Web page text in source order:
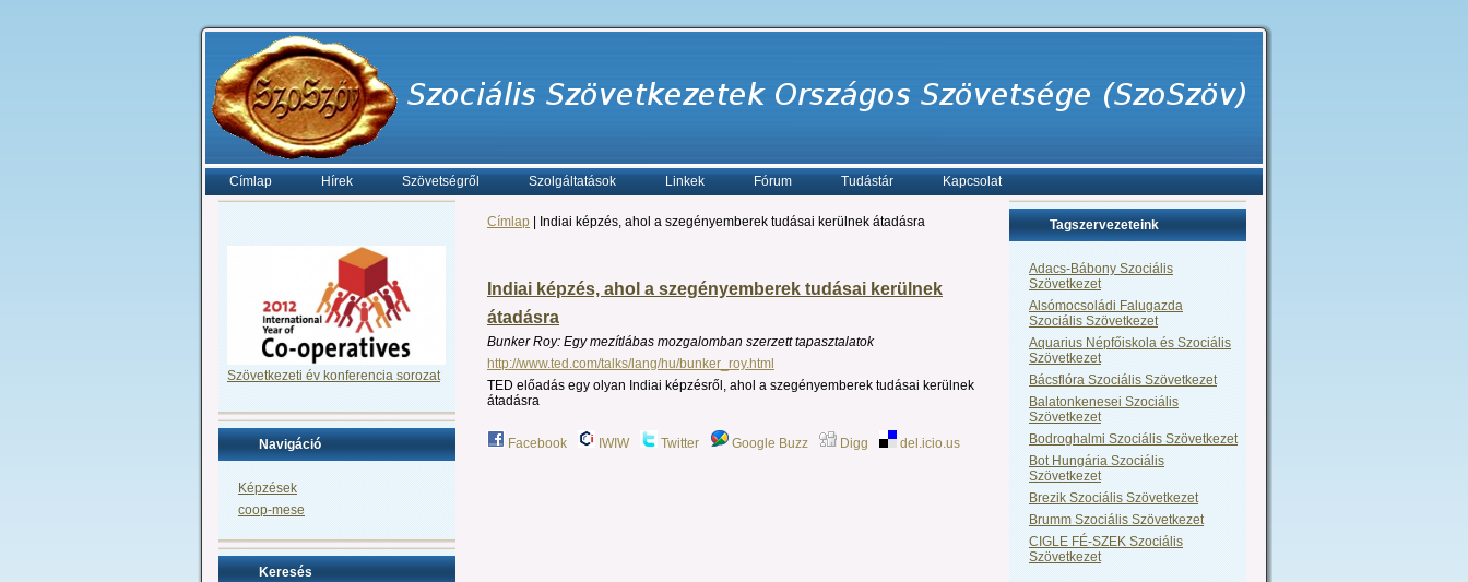
Címlap Hírek Szövetségről Szolgáltatások Linkek Fórum Tudástár Kapcsolat
Szövetkezeti év konferencia sorozat
Navigáció
Képzések
coop-mese
Keresés
Címlap | Indiai képzés, ahol a szegényemberek tudásai kerülnek átadásra
Indiai képzés, ahol a szegényemberek tudásai kerülnek
átadásra
Bunker Roy: Egy mezítlábas mozgalomban szerzett tapasztalatok
http://www.ted.com/talks/lang/hu/bunker_roy.html
TED előadás egy olyan Indiai képzésről, ahol a szegényemberek tudásai kerülnek
átadásra
Facebook IWIW Twitter Google Buzz Digg del.icio.us
Tagszervezeteink
Adacs-Bábony Szociális
Szövetkezet
Alsómocsoládi Falugazda
Szociális Szövetkezet
Aquarius Népfőiskola és Szociális
Szövetkezet
Bácsflóra Szociális Szövetkezet
Balatonkenesei Szociális
Szövetkezet
Bodroghalmi Szociális Szövetkezet
Bot Hungária Szociális
Szövetkezet
Brezik Szociális Szövetkezet
Brumm Szociális Szövetkezet
CIGLE FÉ-SZEK Szociális
Szövetkezet